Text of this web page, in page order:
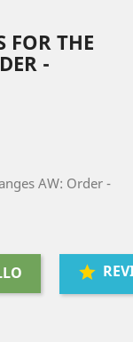
FOR THE
-
AW: Order -